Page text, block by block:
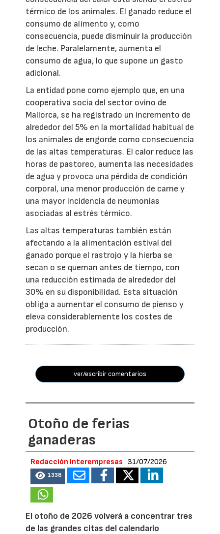
térmico de los animales. El ganado reduce el
consumo de alimento y, como
consecuencia, puede disminuir la producción
de leche. Paralelamente, aumenta el
consumo de agua, lo que supone un gasto
adicional.
La entidad pone como ejemplo que, en una
cooperativa socia del sector ovino de
Mallorca, se ha registrado un incremento de
alrededor del 5% en la mortalidad habitual de
los animales de engorde como consecuencia
de las altas temperaturas. El calor reduce las
horas de pastoreo, aumenta las necesidades
de agua y provoca una pérdida de condición
corporal, una menor producción de carne y
una mayor incidencia de neumonías
asociadas al estrés térmico.
Las altas temperaturas también están
afectando a la alimentación estival del
ganado porque el rastrojo y la hierba se
secan o se queman antes de tiempo, con
una reducción estimada de alrededor del
30% en su disponibilidad. Esta situación
obliga a aumentar el consumo de pienso y
eleva considerablemente los costes de
producción.
ver/escribir comentarios
Otoño de ferias
ganaderas
Redacción Interempresas 31/07/2026
1338
El otoño de 2026 volverá a concentrar tres
de las grandes citas del calendario